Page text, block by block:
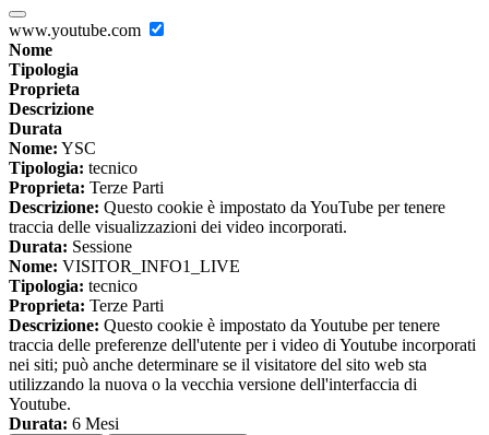
www.youtube.com
Nome
Tipologia
Proprieta
Descrizione
Durata
Nome: YSC
Tipologia: tecnico
Proprieta: Terze Parti
Descrizione: Questo cookie è impostato da YouTube per tenere
traccia delle visualizzazioni dei video incorporati.
Durata: Sessione
Nome: VISITOR_INFO1_LIVE
Tipologia: tecnico
Proprieta: Terze Parti
Descrizione: Questo cookie è impostato da Youtube per tenere
traccia delle preferenze dell'utente per i video di Youtube incorporati
nei siti; può anche determinare se il visitatore del sito web sta
utilizzando la nuova o la vecchia versione dell'interfaccia di
Youtube.
Durata: 6 Mesi